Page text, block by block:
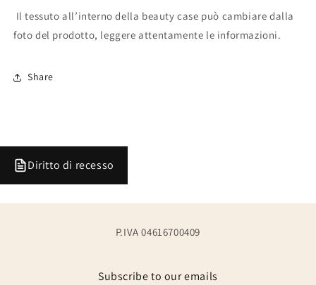
Il tessuto all’interno della beauty case può cambiare dalla
foto del prodotto, leggere attentamente le informazioni.
Share
Diritto di recesso
P.IVA 04616700409
Subscribe to our emails